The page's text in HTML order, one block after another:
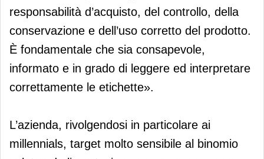
responsabilità d’acquisto, del controllo, della
conservazione e dell’uso corretto del prodotto.
È fondamentale che sia consapevole,
informato e in grado di leggere ed interpretare
correttamente le etichette».
L’azienda, rivolgendosi in particolare ai
millennials, target molto sensibile al binomio